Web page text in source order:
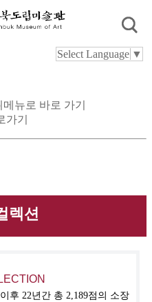
뉴로 바로 가기
가기
Select Language ▼
렉션
후 22년간 총 2,189점의 소장